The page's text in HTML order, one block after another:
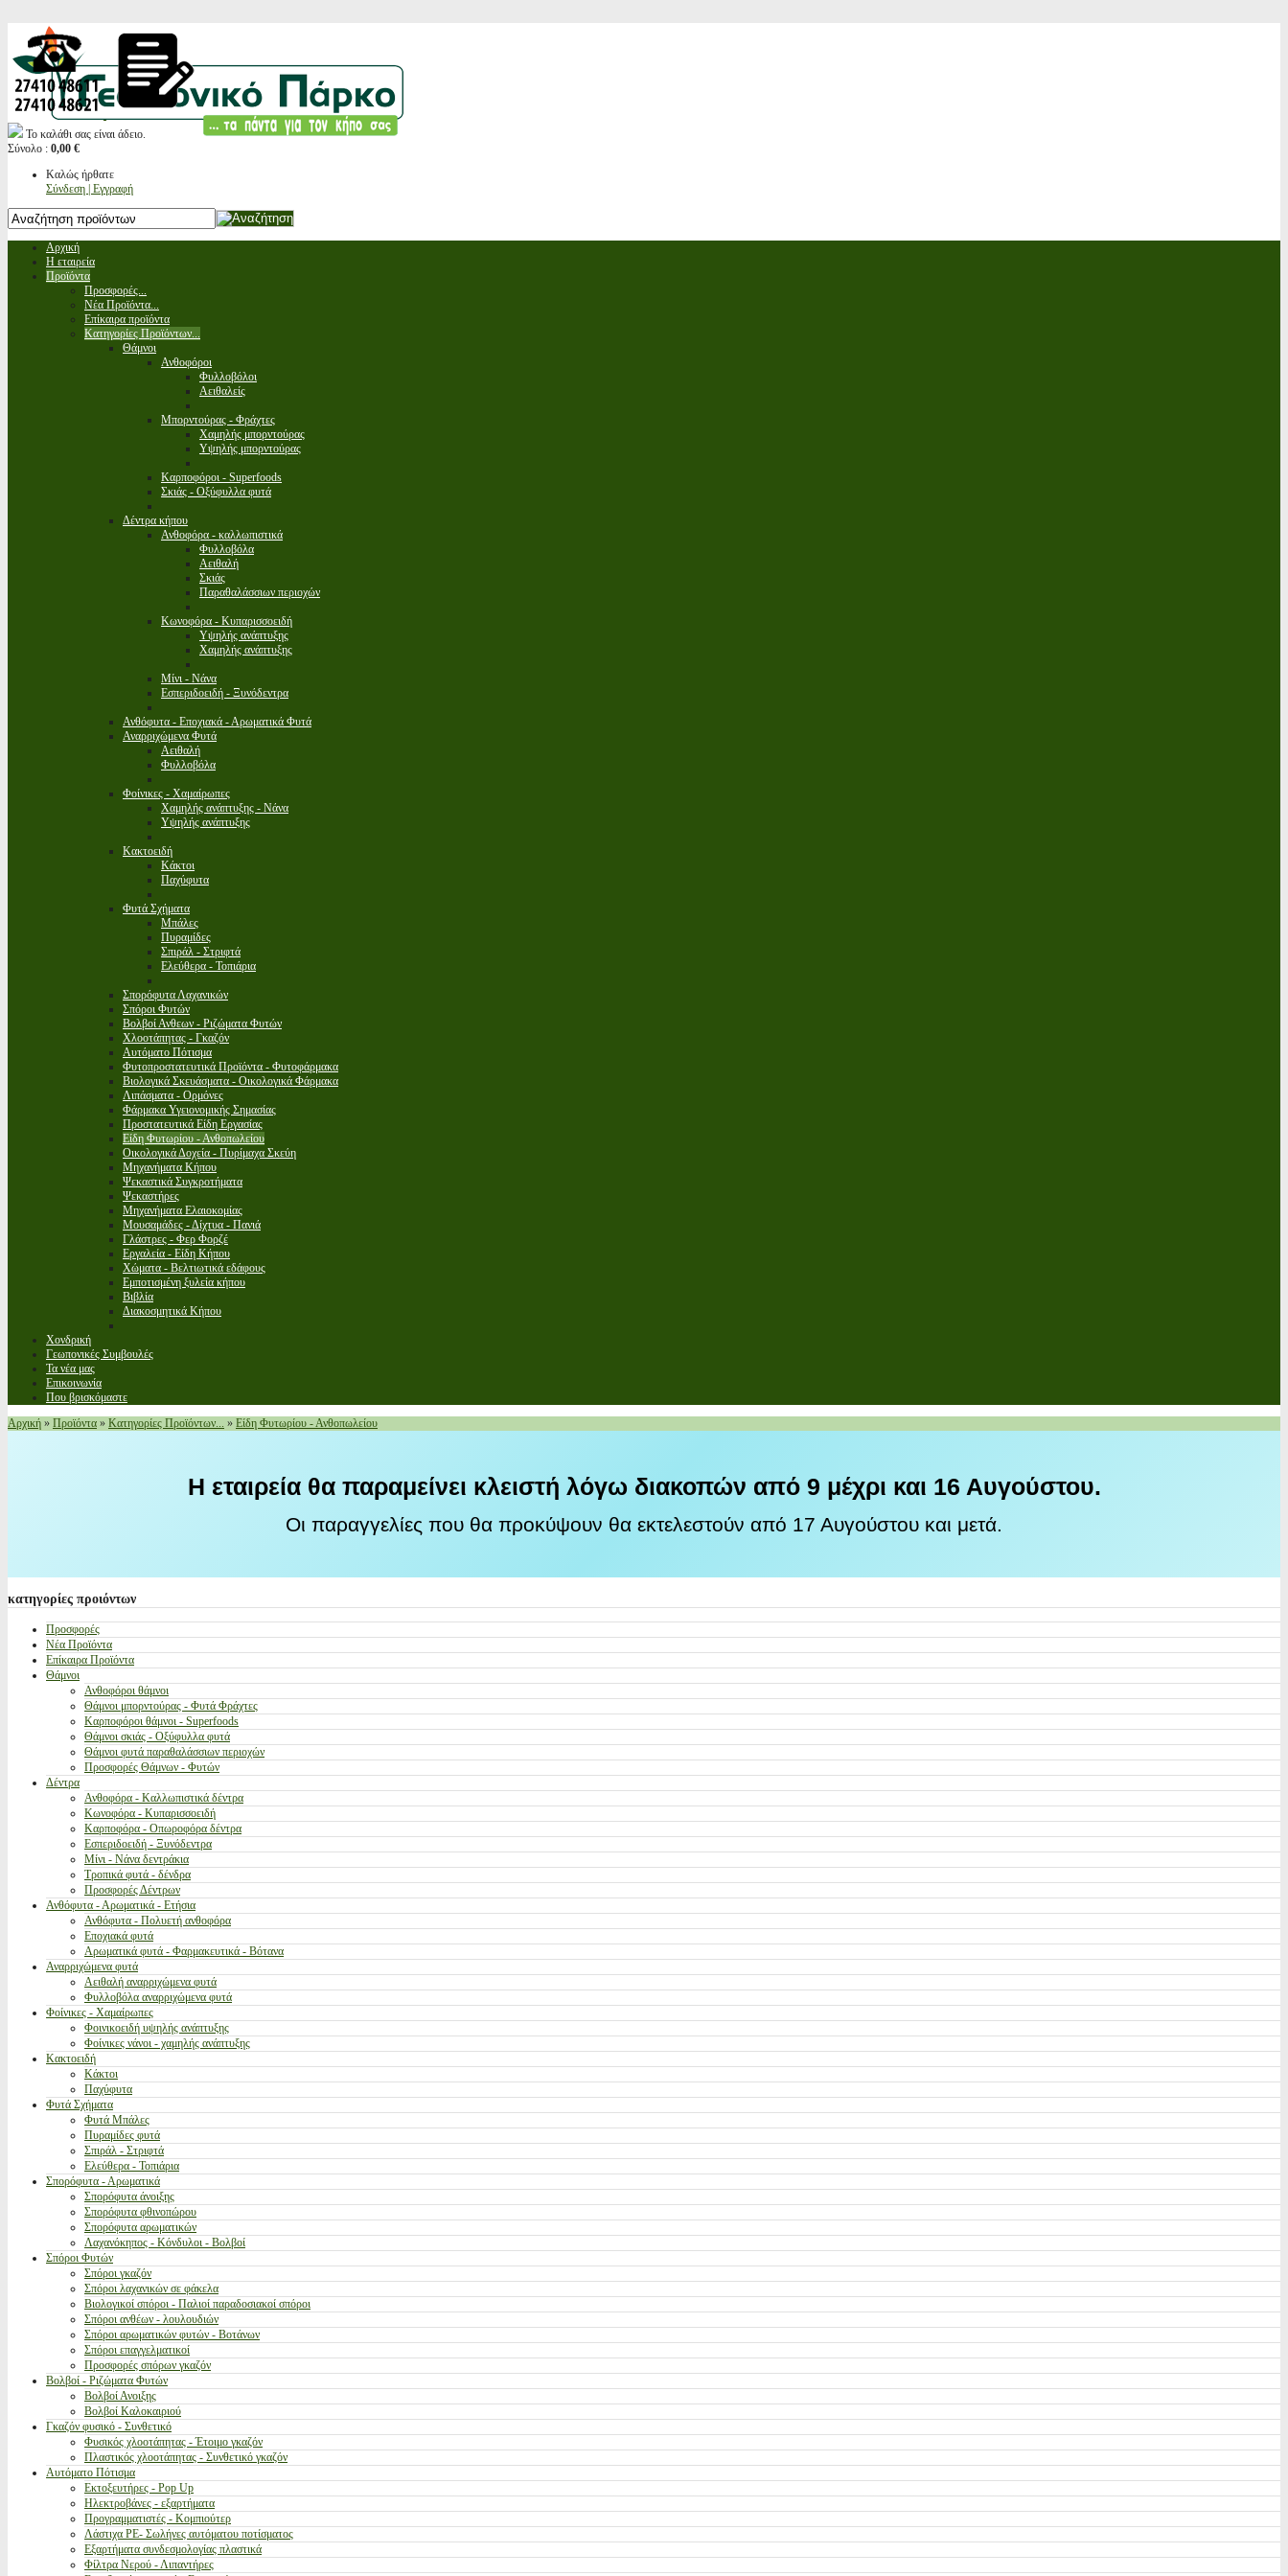
Το καλάθι σας είναι άδειο.
Σύνολο : 0,00 €
Καλώς ήρθατε
Σύνδεση | Εγγραφή
Αρχική
Η εταιρεία
Προϊόντα
Προσφορές...
Νέα Προϊόντα...
Επίκαιρα προϊόντα
Κατηγορίες Προϊόντων...
Θάμνοι
Ανθοφόροι
Φυλλοβόλοι
Αειθαλείς
Μπορντούρας - Φράχτες
Χαμηλής μπορντούρας
Υψηλής μπορντούρας
Καρποφόροι - Superfoods
Σκιάς - Οξύφυλλα φυτά
Δέντρα κήπου
Ανθοφόρα - καλλωπιστικά
Φυλλοβόλα
Αειθαλή
Σκιάς
Παραθαλάσσιων περιοχών
Κωνοφόρα - Κυπαρισσοειδή
Υψηλής ανάπτυξης
Χαμηλής ανάπτυξης
Μίνι - Νάνα
Εσπεριδοειδή - Ξυνόδεντρα
Ανθόφυτα - Εποχιακά - Αρωματικά Φυτά
Αναρριχώμενα Φυτά
Αειθαλή
Φυλλοβόλα
Φοίνικες - Χαμαίρωπες
Χαμηλής ανάπτυξης - Νάνα
Υψηλής ανάπτυξης
Κακτοειδή
Κάκτοι
Παχύφυτα
Φυτά Σχήματα
Μπάλες
Πυραμίδες
Σπιράλ - Στριφτά
Ελεύθερα - Τοπιάρια
Σπορόφυτα Λαχανικών
Σπόροι Φυτών
Βολβοί Ανθεων - Ριζώματα Φυτών
Χλοοτάπητας - Γκαζόν
Αυτόματο Πότισμα
Φυτοπροστατευτικά Προϊόντα - Φυτοφάρμακα
Βιολογικά Σκευάσματα - Οικολογικά Φάρμακα
Λιπάσματα - Ορμόνες
Φάρμακα Υγειονομικής Σημασίας
Προστατευτικά Είδη Εργασίας
Είδη Φυτωρίου - Ανθοπωλείου
Οικολογικά Δοχεία - Πυρίμαχα Σκεύη
Μηχανήματα Κήπου
Ψεκαστικά Συγκροτήματα
Ψεκαστήρες
Μηχανήματα Ελαιοκομίας
Μουσαμάδες - Δίχτυα - Πανιά
Γλάστρες - Φερ Φορζέ
Εργαλεία - Είδη Κήπου
Χώματα - Βελτιωτικά εδάφους
Εμποτισμένη ξυλεία κήπου
Βιβλία
Διακοσμητικά Κήπου
Χονδρική
Γεωπονικές Συμβουλές
Τα νέα μας
Επικοινωνία
Που βρισκόμαστε
Αρχική » Προϊόντα » Κατηγορίες Προϊόντων... » Είδη Φυτωρίου - Ανθοπωλείου
Η εταιρεία θα παραμείνει κλειστή λόγω διακοπών από 9 μέχρι και 16 Αυγούστου.
Οι παραγγελίες που θα προκύψουν θα εκτελεστούν από 17 Αυγούστου και μετά.
κατηγορίες προιόντων
Προσφορές
Νέα Προϊόντα
Επίκαιρα Προϊόντα
Θάμνοι
Ανθοφόροι θάμνοι
Θάμνοι μπορντούρας - Φυτά Φράχτες
Καρποφόροι θάμνοι - Superfoods
Θάμνοι σκιάς - Οξύφυλλα φυτά
Θάμνοι φυτά παραθαλάσσιων περιοχών
Προσφορές Θάμνων - Φυτών
Δέντρα
Ανθοφόρα - Καλλωπιστικά δέντρα
Κωνοφόρα - Κυπαρισσοειδή
Καρποφόρα - Οπωροφόρα δέντρα
Εσπεριδοειδή - Ξυνόδεντρα
Μίνι - Νάνα δεντράκια
Τροπικά φυτά - δένδρα
Προσφορές Δέντρων
Ανθόφυτα - Αρωματικά - Ετήσια
Ανθόφυτα - Πολυετή ανθοφόρα
Εποχιακά φυτά
Αρωματικά φυτά - Φαρμακευτικά - Βότανα
Αναρριχώμενα φυτά
Αειθαλή αναρριχώμενα φυτά
Φυλλοβόλα αναρριχώμενα φυτά
Φοίνικες - Χαμαίρωπες
Φοινικοειδή υψηλής ανάπτυξης
Φοίνικες νάνοι - χαμηλής ανάπτυξης
Κακτοειδή
Κάκτοι
Παχύφυτα
Φυτά Σχήματα
Φυτά Μπάλες
Πυραμίδες φυτά
Σπιράλ - Στριφτά
Ελεύθερα - Τοπιάρια
Σπορόφυτα - Αρωματικά
Σπορόφυτα άνοιξης
Σπορόφυτα φθινοπώρου
Σπορόφυτα αρωματικών
Λαχανόκηπος - Κόνδυλοι - Βολβοί
Σπόροι Φυτών
Σπόροι γκαζόν
Σπόροι λαχανικών σε φάκελα
Βιολογικοί σπόροι - Παλιοί παραδοσιακοί σπόροι
Σπόροι ανθέων - λουλουδιών
Σπόροι αρωματικών φυτών - Βοτάνων
Σπόροι επαγγελματικοί
Προσφορές σπόρων γκαζόν
Βολβοί - Ριζώματα Φυτών
Βολβοί Ανοιξης
Βολβοί Καλοκαιριού
Γκαζόν φυσικό - Συνθετικό
Φυσικός χλοοτάπητας - Έτοιμο γκαζόν
Πλαστικός χλοοτάπητας - Συνθετικό γκαζόν
Αυτόματο Πότισμα
Εκτοξευτήρες - Pop Up
Ηλεκτροβάνες - εξαρτήματα
Προγραμματιστές - Κομπιούτερ
Λάστιχα PE- Σωλήνες αυτόματου ποτίσματος
Εξαρτήματα συνδεσμολογίας πλαστικά
Φίλτρα Νερού - Λιπαντήρες